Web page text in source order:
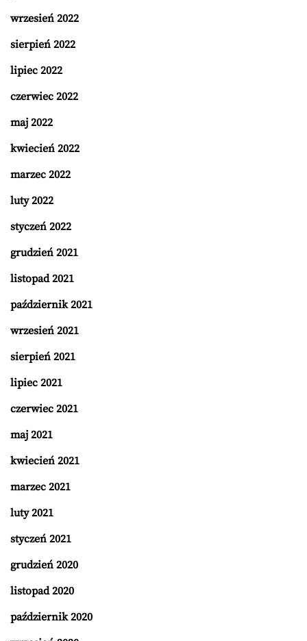
wrzesień 2022
sierpień 2022
lipiec 2022
czerwiec 2022
maj 2022
kwiecień 2022
marzec 2022
luty 2022
styczeń 2022
grudzień 2021
listopad 2021
październik 2021
wrzesień 2021
sierpień 2021
lipiec 2021
czerwiec 2021
maj 2021
kwiecień 2021
marzec 2021
luty 2021
styczeń 2021
grudzień 2020
listopad 2020
październik 2020